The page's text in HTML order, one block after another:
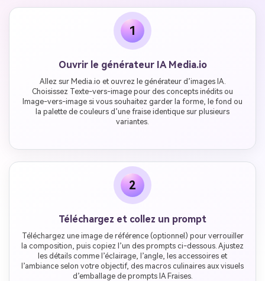
1
Ouvrir le générateur IA Media.io
Allez sur Media.io et ouvrez le générateur d’images IA.
Choisissez Texte-vers-image pour des concepts inédits ou
Image-vers-image si vous souhaitez garder la forme, le fond ou
la palette de couleurs d’une fraise identique sur plusieurs
variantes.
2
Téléchargez et collez un prompt
Téléchargez une image de référence (optionnel) pour verrouiller
la composition, puis copiez l’un des prompts ci-dessous. Ajustez
les détails comme l’éclairage, l’angle, les accessoires et
l’ambiance selon votre objectif, des macros culinaires aux visuels
d’emballage de prompts IA Fraises.